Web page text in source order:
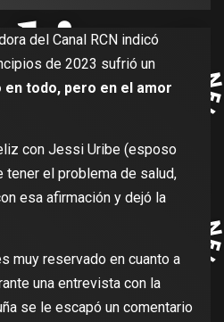
del Canal RCN indicó
de 2023 sufrió un
en todo, pero en el amor
con Jessi Uribe (esposo
tener el problema de salud,
esa afirmación y dejó la
muy reservado en cuanto a
una entrevista con la
se le escapó un comentario